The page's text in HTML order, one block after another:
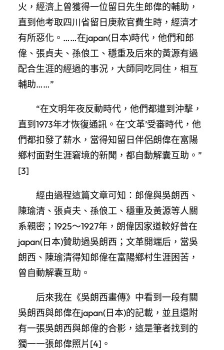
火，經濟上曾獲得一位留日先生郎偉的輔助，
直到他考取四川省留日庚款官費生時，經濟才
有所惡化。……在japan(日本)時代，他們和郎
偉、張貞夫、孫俍工、穩重及后來的黃源有過
配合生涯的經過的事況，大師同吃同住，相互
輔助……”
“在文明年夜反動時代，他們都遭到沖擊，
直到1973年才恢復通訊。在‘文革’受審時代，他
們都扣發了薪水，當得知留日伴侶朗偉在富陽
鄉村面對生涯窘境的新聞，都自動解囊互助。”
[3]
經由過程這篇文章可知：郎偉與吳朗西、
陳瑜清、張貞夫、孫俍工、穩重及黃源等人關
系親密；1925～1927年，朗偉因家道較好曾在
japan(日本)贊助過吳朗西；文革開端后，當吳
朗西、陳瑜清得知郎偉在富陽鄉村生涯困苦，
曾自動解囊互助。
后來我在《吳朗西畫傳》中看到一段有關
吳朗西與郎偉在japan(日本)的記載，並且還附
有一張吳朗西與郎偉的合影，這是筆者找到的
獨一一張郎偉照片[4]。